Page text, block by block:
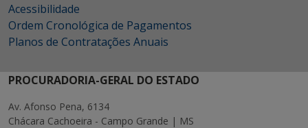
Acessibilidade
Ordem Cronológica de Pagamentos
Planos de Contratações Anuais
PROCURADORIA-GERAL DO ESTADO
Av. Afonso Pena, 6134
Chácara Cachoeira - Campo Grande | MS